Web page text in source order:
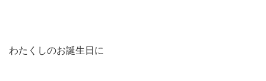
わたくしのお誕生日に